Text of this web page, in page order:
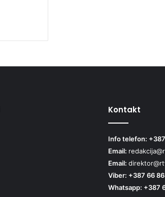
Kontakt
Info telefon:
Email:
Email:
Viber: +387 66
Whatsapp: +387